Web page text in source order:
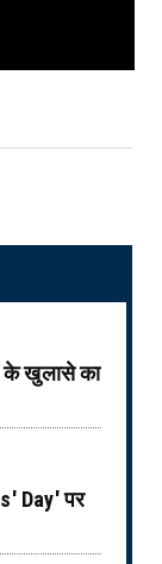
के खुलासे का
Day' पर